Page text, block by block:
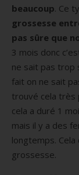
beaucoup. Ce
grossesse
pas sûre que
3 mois donc
ne sait pas trop
fait on ne sait
trouvé cela très
cela a duré 1
mais il y a des
longtemps.
grossesse.